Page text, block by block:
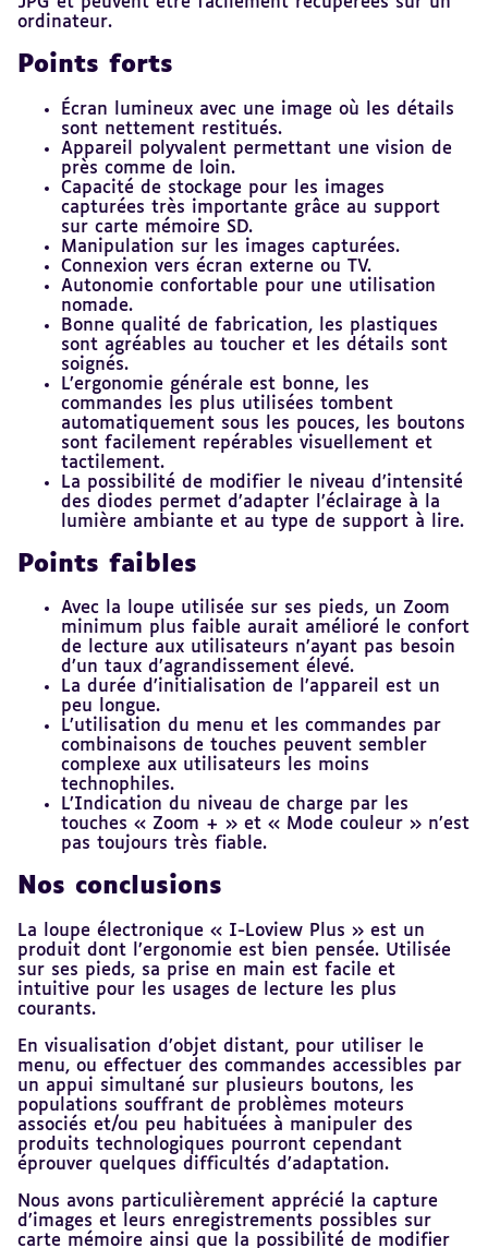
ordinateur.
Points forts
Écran lumineux avec une image où les détails
sont nettement restitués.
Appareil polyvalent permettant une vision de
près comme de loin.
Capacité de stockage pour les images
capturées très importante grâce au support
sur carte mémoire SD.
Manipulation sur les images capturées.
Connexion vers écran externe ou TV.
Autonomie confortable pour une utilisation
nomade.
Bonne qualité de fabrication, les plastiques
sont agréables au toucher et les détails sont
soignés.
L’ergonomie générale est bonne, les
commandes les plus utilisées tombent
automatiquement sous les pouces, les boutons
sont facilement repérables visuellement et
tactilement.
La possibilité de modifier le niveau d’intensité
des diodes permet d’adapter l’éclairage à la
lumière ambiante et au type de support à lire.
Points faibles
Avec la loupe utilisée sur ses pieds, un Zoom
minimum plus faible aurait amélioré le confort
de lecture aux utilisateurs n’ayant pas besoin
d’un taux d’agrandissement élevé.
La durée d’initialisation de l’appareil est un
peu longue.
L’utilisation du menu et les commandes par
combinaisons de touches peuvent sembler
complexe aux utilisateurs les moins
technophiles.
L’Indication du niveau de charge par les
touches « Zoom + » et « Mode couleur » n’est
pas toujours très fiable.
Nos conclusions
La loupe électronique « I-Loview Plus » est un
produit dont l’ergonomie est bien pensée. Utilisée
sur ses pieds, sa prise en main est facile et
intuitive pour les usages de lecture les plus
courants.
En visualisation d’objet distant, pour utiliser le
menu, ou effectuer des commandes accessibles par
un appui simultané sur plusieurs boutons, les
populations souffrant de problèmes moteurs
associés et/ou peu habituées à manipuler des
produits technologiques pourront cependant
éprouver quelques difficultés d’adaptation.
Nous avons particulièrement apprécié la capture
d’images et leurs enregistrements possibles sur
carte mémoire ainsi que la possibilité de modifier